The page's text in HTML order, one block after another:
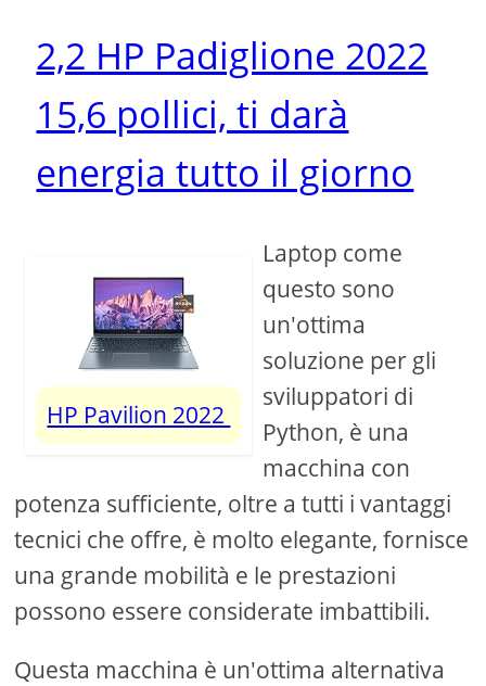
2,2 HP Padiglione 2022
15,6 pollici, ti darà
energia tutto il giorno
HP Pavilion 2022
Laptop come
questo sono
un'ottima
soluzione per gli
sviluppatori di
Python, è una
macchina con
potenza sufficiente, oltre a tutti i vantaggi
tecnici che offre, è molto elegante, fornisce
una grande mobilità e le prestazioni
possono essere considerate imbattibili.
Questa macchina è un'ottima alternativa